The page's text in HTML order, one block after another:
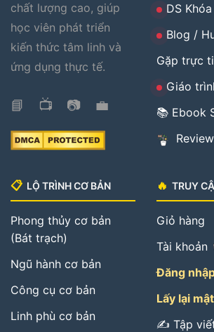
chất lượng cao, giúp
học viên phát triển
kiến thức tâm linh và
ứng dụng thực tế.
📘 📺 📷 💼
DS
Blog /
Gặp trực
Giáo
📚 Ebook
📋 LỘ TRÌNH CƠ BẢN
Phong thủy cơ bản
(Bát trạch)
Ngũ hành cơ bản
Công cụ cơ bản
Linh phù cơ bản
🔥 TRUY
Giỏ hàng
Tài khoản
Đăng
Lấy lại
✍️ Tập